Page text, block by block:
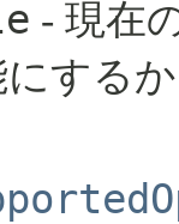
- 現在
にする